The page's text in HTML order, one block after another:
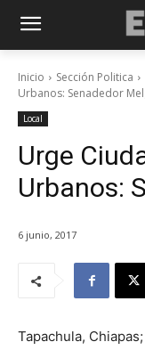
Inicio Sección Politica
Urbanos: Senadedor
Local
Urge
Urbanos:
6 junio, 2017
Tapachula,